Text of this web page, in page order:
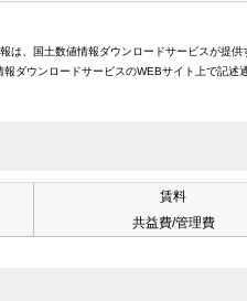
は、国土数値情報ダウンロードサービスが
ダウンロードサービスのWEBサイト上で記
賃料
共益費/管理費